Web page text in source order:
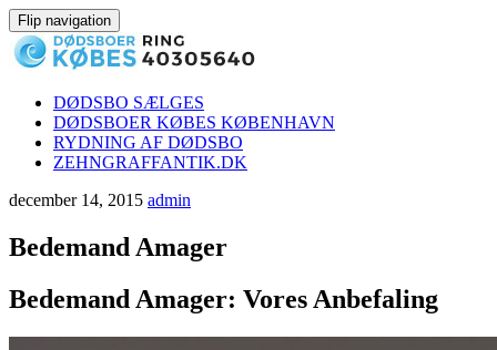
Flip navigation
Videre
indhold
DØDSBO SÆLGES
DØDSBOER KØBES KØBENHAVN
RYDNING AF DØDSBO
ZEHNGRAFFANTIK.DK
december 14, 2015 admin
Bedemand Amager
Bedemand Amager: Vores Anbefaling